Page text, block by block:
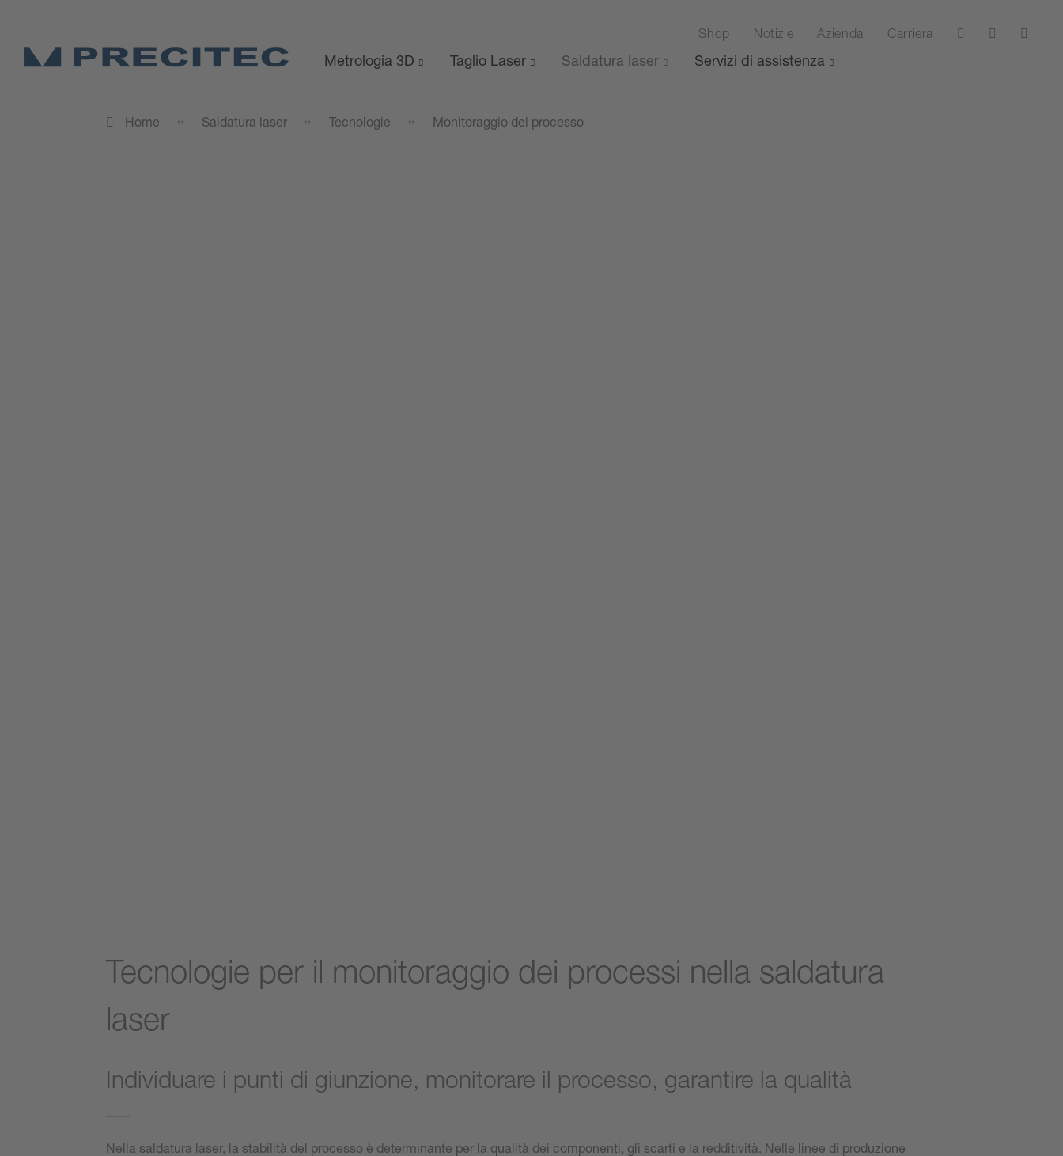
Shop Notizie Azienda Carriera
Metrologia 3D Taglio Laser Saldatura laser Servizi di assistenza
Home Saldatura laser Tecnologie Monitoraggio del processo
Tecnologie per il monitoraggio dei processi nella saldatura
laser
Individuare i punti di giunzione, monitorare il processo, garantire la qualità
Nella saldatura laser, la stabilità del processo è determinante per la qualità dei componenti, gli scarti e la redditività. Nelle linee di produzione